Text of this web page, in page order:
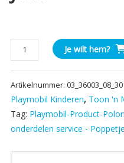
Playmobil
Kind
Jongen,
Blauwe
Broek
-
Knappe
aantal
Je wilt hem?
Artikelnummer:
Playmobil Kinderen, Toon 'n
Tag: Playmobil-Product-
onderdelen service - Poppetje